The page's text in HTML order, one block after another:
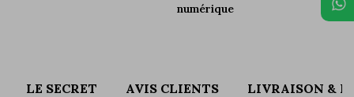
numérique
LE SECRET AVIS CLIENTS LIVRAISON &